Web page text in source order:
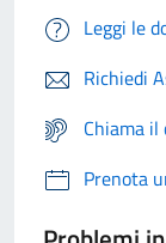
Leggi le
Richiedi
Chiama
Prenota